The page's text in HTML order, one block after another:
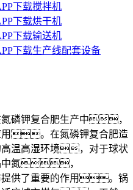
下载搅拌机
下载烘干机
下载输送机
下载生产线配套设备
磷钾复合肥生产中，
用。在氮磷钾复合肥造
高温高湿环境，对于球状
中氮，
供了重要的作用。锅